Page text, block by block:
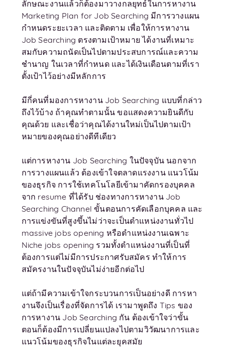
ลักษณะงานแล้วก็ต้องมาวางกลยุทธ์ในการหางาน
Marketing Plan for Job Searching มีการวางแผน
กำหนดระยะเวลา และติดตาม เพื่อให้การหางาน
Job Searching ตรงตามเป้าหมาย ได้งานที่เหมาะ
สมกับความถนัดเป็นไปตามประสบการณ์และความ
ชำนาญ ในเวลาที่กำหนด และได้เงินเดือนตามที่เรา
ตั้งเป้าไว้อย่างมีหลักการ
มีกี่คนที่มองการหางาน Job Searching แบบที่กล่าว
ถึงไว้บ้าง ถ้าคุณทำตามนั้น ขอแสดงความยินดีกับ
คุณด้วย และเชื่อว่าคุณได้งานใหม่เป็นไปตามเป้า
หมายของคุณอย่างดีทีเดียว
แต่การหางาน Job Searching ในปัจจุบัน นอกจาก
การวางแผนแล้ว ต้องเข้าใจตลาดแรงงาน แนวโน้ม
ของธุรกิจ การใช้เทคโนโลยีเข้ามาคัดกรองบุคคล
จาก resume ที่ได้รับ ช่องทางการหางาน Job
Searching Channel ขั้นตอนการคัดเลือกบุคคล และ
การแข่งขันที่สูงขึ้นไม่ว่าจะเป็นตำแหน่งงานทั่วไป
massive jobs opening หรือตำแหน่งงานเฉพาะ
Niche jobs opening รวมทั้งตำแหน่งงานที่เป็นที่
ต้องการแต่ไม่มีการประกาศรับสมัคร ทำให้การ
สมัครงานในปัจจุบันไม่ง่ายอีกต่อไป
แต่ถ้ามีความเข้าใจกระบวนการเป็นอย่างดี การหา
งานจึงเป็นเรื่องที่จัดการได้ เรามาพูดถึง Tips ของ
การหางาน Job Searching กัน ต้องเข้าใจว่าขั้น
ตอนก็ต้องมีการเปลี่ยนแปลงไปตามวิวัฒนาการและ
แนวโน้มของธุรกิจในแต่ละยุคสมัย